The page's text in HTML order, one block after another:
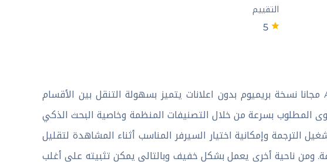
التقييم
تحميل تطبيق Nova TV مهكر 2026 للأندرويد APK مجانا نسخة بريميوم بدون اعلانات يتميز بسهولة التنقل بين الأقسام
المطلوب بسرعة من خلال التصنيفات المنظمة وخاصية البحث الذكي
وإمكانية اختيار السيرفر المناسب أثناء المشاهدة لتقليل
ومن ناحية أخرى يعمل بشكل خفيف وبالتالى يمكن تثبيته على أغلب